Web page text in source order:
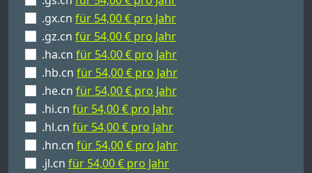
.gx.cn für 54,00 € pro Jahr
.gz.cn für 54,00 € pro Jahr
.ha.cn für 54,00 € pro Jahr
.hb.cn für 54,00 € pro Jahr
.he.cn für 54,00 € pro Jahr
.hi.cn für 54,00 € pro Jahr
.hl.cn für 54,00 € pro Jahr
.hn.cn für 54,00 € pro Jahr
.jl.cn für 54,00 € pro Jahr